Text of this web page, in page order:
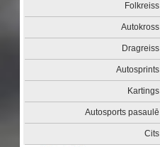
Folkreiss
Autokross
Dragreiss
Autosprints
Kartings
Autosports pasaulē
Cits